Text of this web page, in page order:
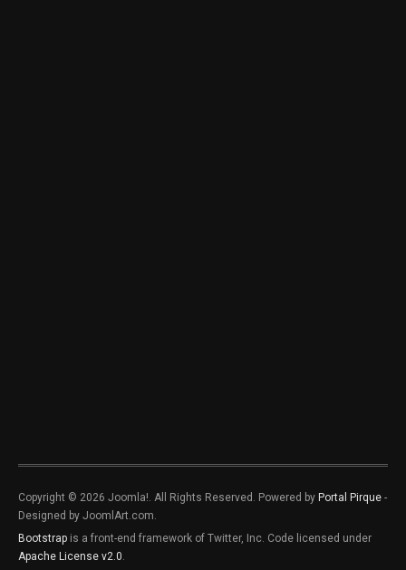
Copyright © 2026 Joomla!. All Rights Reserved. Powered by Portal Pirque -
Designed by JoomlArt.com.
Bootstrap is a front-end framework of Twitter, Inc. Code licensed under
Apache License v2.0